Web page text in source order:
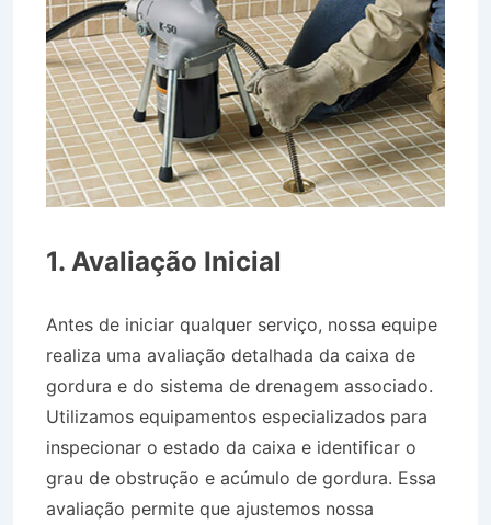
1. Avaliação Inicial
Antes de iniciar qualquer serviço, nossa equipe
realiza uma avaliação detalhada da caixa de
gordura e do sistema de drenagem associado.
Utilizamos equipamentos especializados para
inspecionar o estado da caixa e identificar o
grau de obstrução e acúmulo de gordura. Essa
avaliação permite que ajustemos nossa